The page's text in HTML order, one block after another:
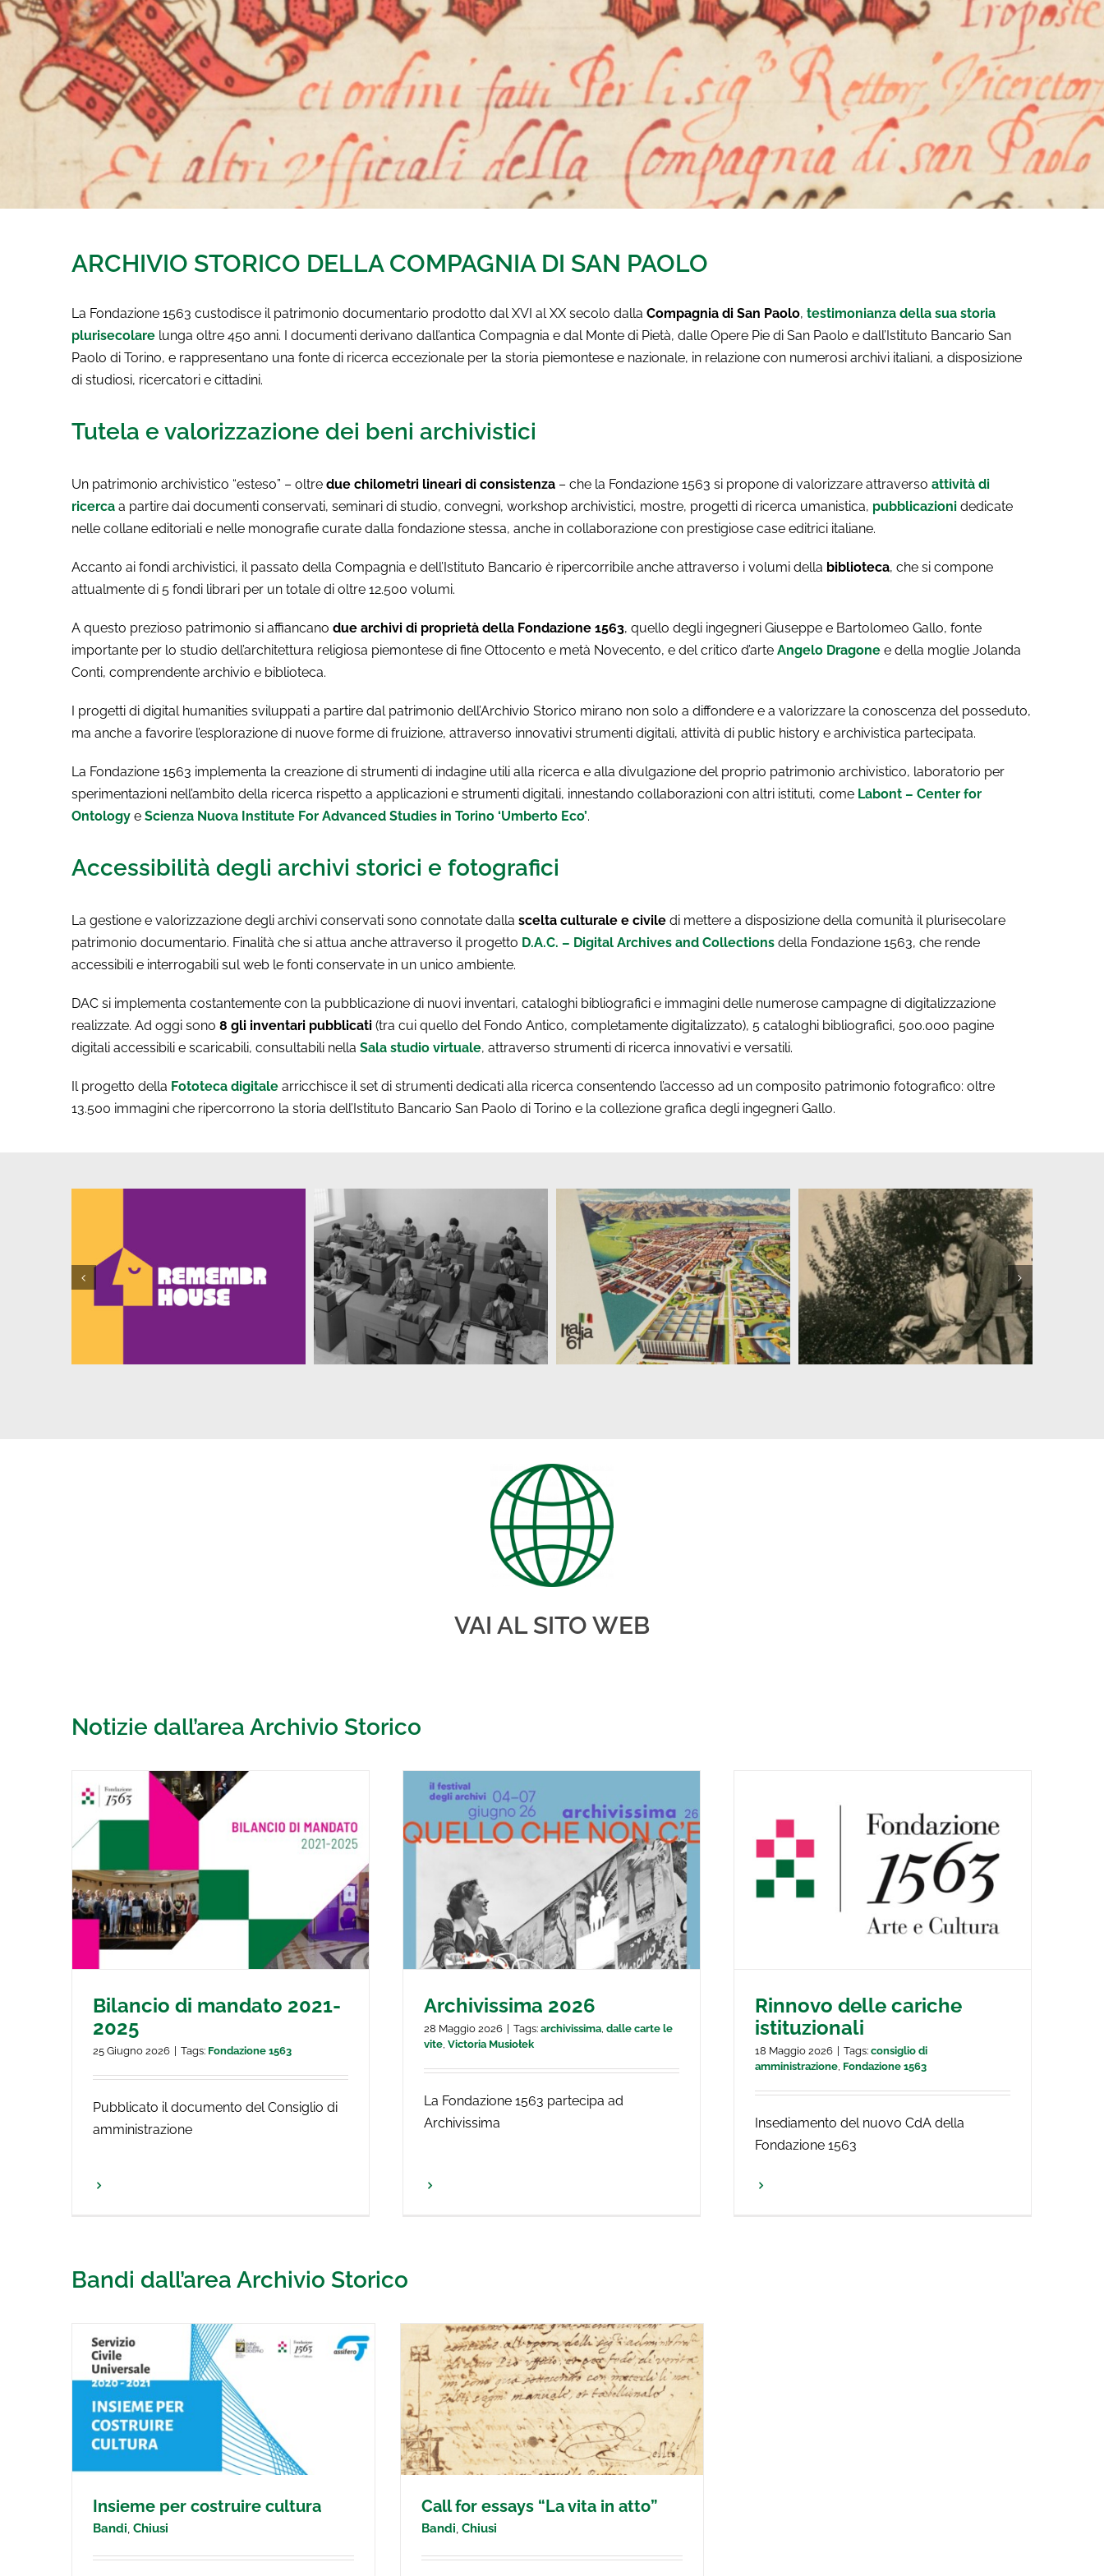
ARCHIVIO STORICO DELLA COMPAGNIA DI SAN PAOLO
La Fondazione 1563 custodisce il patrimonio documentario prodotto dal XVI al XX secolo dalla Compagnia di San Paolo, testimonianza della sua storia
plurisecolarelunga oltre 450 anni. I documenti derivano dall’antica Compagnia e dal Monte di Pietà, dalle Opere Pie di San Paolo e dall’Istituto Bancario San
Paolo di Torino, e rappresentano una fonte di ricerca eccezionale per la storia piemontese e nazionale, in relazione con numerosi archivi italiani, a disposizione
di studiosi, ricercatori e cittadini.
Tutela e valorizzazione dei beni archivistici
Un patrimonio archivistico “esteso” – oltre due chilometri lineari di consistenza– che la Fondazione 1563 si propone di valorizzare attraverso attività di
ricercaa partire dai documenti conservati, seminari di studio, convegni, workshop archivistici, mostre, progetti di ricerca umanistica, pubblicazionidedicate
nelle collane editoriali e nelle monografie curate dalla fondazione stessa, anche in collaborazione con prestigiose case editrici italiane.
Accanto ai fondi archivistici, il passato della Compagnia e dell’Istituto Bancario è ripercorribile anche attraverso i volumi della biblioteca, che si compone
attualmente di 5 fondi librari per un totale di oltre 12.500 volumi.
A questo prezioso patrimonio si affiancano due archivi di proprietà della Fondazione 1563, quello degli ingegneri Giuseppe e Bartolomeo Gallo, fonte
importante per lo studio dell’architettura religiosa piemontese di fine Ottocento e metà Novecento, e del critico d’arte Angelo Dragonee della moglie Jolanda
Conti, comprendente archivio e biblioteca.
I progetti di digital humanities sviluppati a partire dal patrimonio dell’Archivio Storico mirano non solo a diffondere e a valorizzare la conoscenza del posseduto,
ma anche a favorire l’esplorazione di nuove forme di fruizione, attraverso innovativi strumenti digitali, attività di public history e archivistica partecipata.
La Fondazione 1563 implementa la creazione di strumenti di indagine utili alla ricerca e alla divulgazione del proprio patrimonio archivistico, laboratorio per
sperimentazioni nell’ambito della ricerca rispetto a applicazioni e strumenti digitali, innestando collaborazioni con altri istituti, come Labont – Center for
Ontologye Scienza Nuova Institute For Advanced Studies in Torino ‘Umberto Eco’.
Accessibilità degli archivi storici e fotografici
La gestione e valorizzazione degli archivi conservati sono connotate dalla scelta culturale e civiledi mettere a disposizione della comunità il plurisecolare
patrimonio documentario. Finalità che si attua anche attraverso il progetto D.A.C. – Digital Archives and Collectionsdella Fondazione 1563, che rende
accessibili e interrogabili sul web le fonti conservate in un unico ambiente.
DAC si implementa costantemente con la pubblicazione di nuovi inventari, cataloghi bibliografici e immagini delle numerose campagne di digitalizzazione
realizzate. Ad oggi sono 8 gli inventari pubblicati(tra cui quello del Fondo Antico, completamente digitalizzato), 5 cataloghi bibliografici, 500.000 pagine
digitali accessibili e scaricabili, consultabili nella Sala studio virtuale, attraverso strumenti di ricerca innovativi e versatili.
Il progetto della Fototeca digitalearricchisce il set di strumenti dedicati alla ricerca consentendo l’accesso ad un composito patrimonio fotografico: oltre
13.500 immagini che ripercorrono la storia dell’Istituto Bancario San Paolo di Torino e la collezione grafica degli ingegneri Gallo.
La Compagnia delle donne
Walks of Change ’61.
Passeggiate nella città che
cambia
Angelo e Jolanda Dragone La vita in atto
VAI AL SITO WEB
Notizie dall’area Archivio Storico
Bilancio di mandato 2021-
2025
25 Giugno 2026 Tags: Fondazione 1563
Pubblicato il documento del Consiglio di
amministrazione
Archivissima 2026
Archivissima 2026
28 Maggio 2026 Tags: archivissima, dalle carte le
vite, Victoria Musiołek
La Fondazione 1563 partecipa ad
Archivissima
Rinnovo delle cariche istituzionali
Rinnovo delle cariche
istituzionali
18 Maggio 2026 Tags: consiglio di
amministrazione, Fondazione 1563
Insediamento del nuovo CdA della
Fondazione 1563
Bandi dall’area Archivio Storico
Insieme per costruire cultura
Bandi, Chiusi
Call for essays “La vita in atto”
Call for essays “La vita in atto”
Bandi, Chiusi